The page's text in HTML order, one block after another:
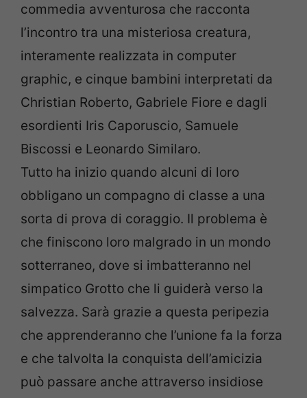
commedia avventurosa che racconta
l’incontro tra una misteriosa creatura,
interamente realizzata in computer
graphic, e cinque bambini interpretati da
Christian Roberto, Gabriele Fiore e dagli
esordienti Iris Caporuscio, Samuele
Biscossi e Leonardo Similaro.
Tutto ha inizio quando alcuni di loro
obbligano un compagno di classe a una
sorta di prova di coraggio. Il problema è
che finiscono loro malgrado in un mondo
sotterraneo, dove si imbatteranno nel
simpatico Grotto che li guiderà verso la
salvezza. Sarà grazie a questa peripezia
che apprenderanno che l’unione fa la forza
e che talvolta la conquista dell’amicizia
può passare anche attraverso insidiose